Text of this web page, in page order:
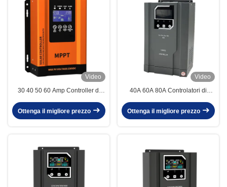
Video
30 40 50 60 Amp Controller di
controller di carica WIFI mppt
Ottenga il migliore prezzo
Video
40A 60A 80A Controlatori di
litio Alta tensione Mppt Controller
di carica
Ottenga il migliore prezzo